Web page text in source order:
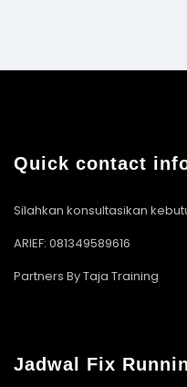
Quick contact
Silahkan konsultasikan
ARIEF: 081349589616
Partners By Taja Training
Jadwal Fix